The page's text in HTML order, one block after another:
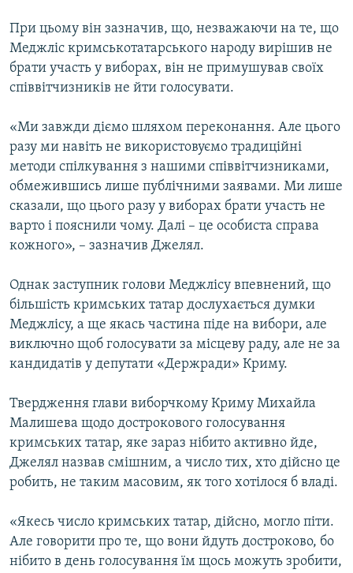
При цьому він зазначив, що, незважаючи на те, що
Меджліс кримськотатарського народу вирішив не
брати участь у виборах, він не примушував своїх
співвітчизників не йти голосувати.
«Ми завжди діємо шляхом переконання. Але цього
разу ми навіть не використовуємо традиційні
методи спілкування з нашими співвітчизниками,
обмежившись лише публічними заявами. Ми лише
сказали, що цього разу у виборах брати участь не
варто і пояснили чому. Далі – це особиста справа
кожного», – зазначив Джелял.
Однак заступник голови Меджлісу впевнений, що
більшість кримських татар дослухається думки
Меджлісу, а ще якась частина піде на вибори, але
виключно щоб голосувати за місцеву раду, але не за
кандидатів у депутати «Держради» Криму.
Твердження глави виборчкому Криму Михайла
Малишева щодо дострокового голосування
кримських татар, яке зараз нібито активно йде,
Джелял назвав смішним, а число тих, хто дійсно це
робить, не таким масовим, як того хотілося б владі.
«Якесь число кримських татар, дійсно, могло піти.
Але говорити про те, що вони йдуть достроково, бо
нібито в день голосування їм щось можуть зробити,